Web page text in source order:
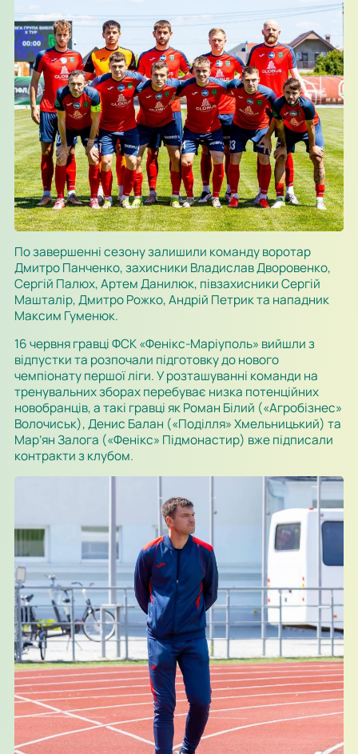
По завершенні сезону залишили команду воротар
Дмитро Панченко, захисники Владислав Дворовенко,
Сергій Палюх, Артем Данилюк, півзахисники Сергій
Машталір, Дмитро Рожко, Андрій Петрик та нападник
Максим Гуменюк.
16 червня гравці ФСК «Фенікс-Маріуполь» вийшли з
відпустки та розпочали підготовку до нового
чемпіонату першої ліги. У розташуванні команди на
тренувальних зборах перебуває низка потенційних
новобранців, а такі гравці як Роман Білий («Агробізнес»
Волочиськ), Денис Балан («Поділля» Хмельницький) та
Мар’ян Залога («Фенікс» Підмонастир) вже підписали
контракти з клубом.